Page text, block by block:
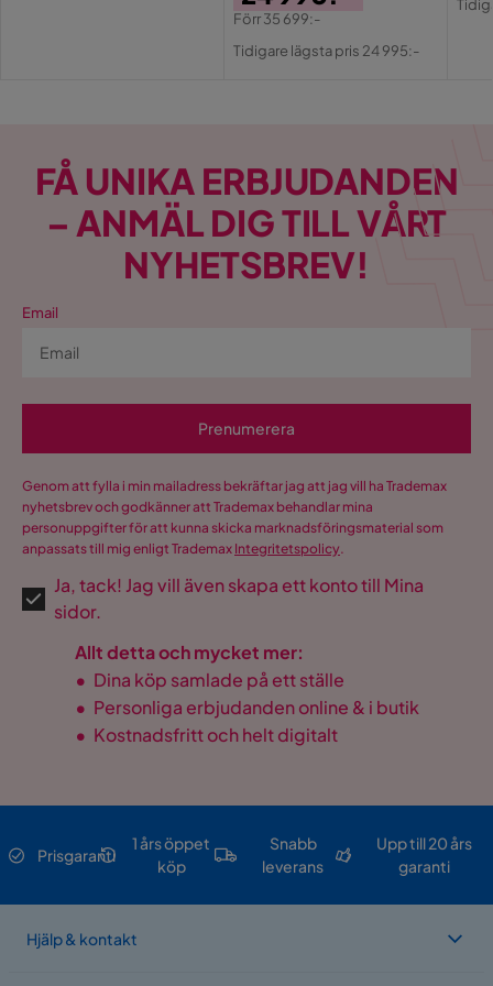
Pris
Original
Förr35 699:-
Tidigare lägsta pris 24 995:-
FÅ UNIKA ERBJUDANDEN
– ANMÄL DIG TILL VÅRT
NYHETSBREV!
Email
Prenumerera
Genom att fylla i min mailadress bekräftar jag att jag vill ha Trademax
nyhetsbrev och godkänner att Trademax behandlar mina
personuppgifter för att kunna skicka marknadsföringsmaterial som
anpassats till mig enligt Trademax Integritetspolicy.
Ja, tack! Jag vill även skapa ett konto till Mina
sidor.
Allt detta och mycket mer:
• Dina köp samlade på ett ställe
• Personliga erbjudanden online & i butik
• Kostnadsfritt och helt digitalt
Prisgaranti
1 års öppet
köp
Snabb
leverans
Upp till 20 års
garanti
Hjälp & kontakt